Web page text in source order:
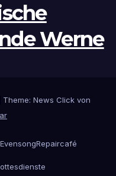
Werne
Theme: News Click von
EvensongRepaircafé